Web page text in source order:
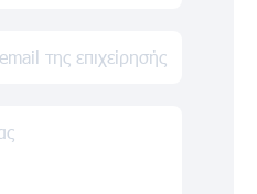
της επιχείρησής